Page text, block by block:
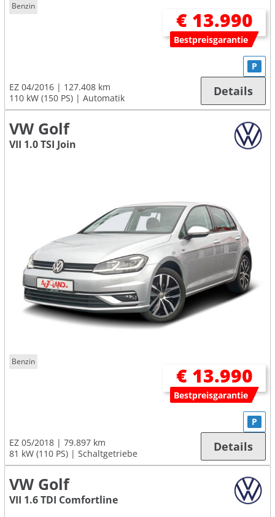
Benzin
€ 13.990
Bestpreisgarantie
EZ 04/2016
127.408 km
110 kW (150 PS)
Automatik
P
Details
VW Golf
VII 1.0 TSI Join
Benzin
€ 13.990
Bestpreisgarantie
EZ 05/2018
79.897 km
81 kW (110 PS)
Schaltgetriebe
P
Details
VW Golf
VII 1.6 TDI Comfortline